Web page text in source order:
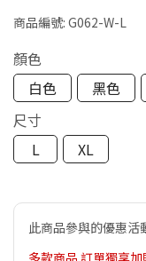
商品編號: G062-W-L
顏色
白色
黑色
尺寸
L
XL
此商品參與的優惠活
多款商品 訂單獨享加